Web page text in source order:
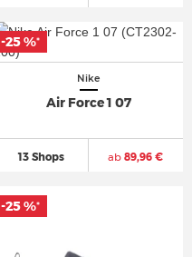
Nike
Air Force 1 07
13 Shops ab 89,96 €
-25 %*
-25 %*